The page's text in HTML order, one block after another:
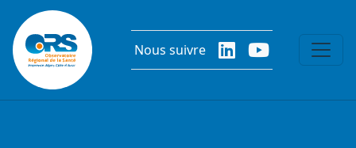
Aller au contenu principal
Nous suivre